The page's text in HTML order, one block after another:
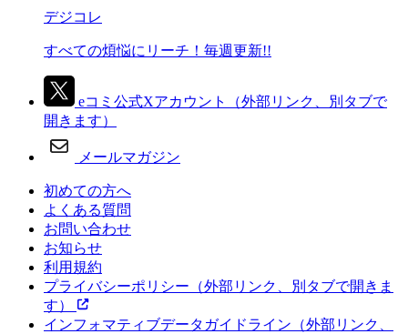
デジコレ
すべての煩悩にリーチ！毎週更新!!
eコミ公式Xアカウント
（外部リンク、別タブで
開きます）
メールマガジン
初めての方へ
よくある質問
お問い合わせ
お知らせ
利用規約
プライバシーポリシー （外部リンク、別タブで開きま
す）
インフォマティブデータガイドライン （外部リンク、